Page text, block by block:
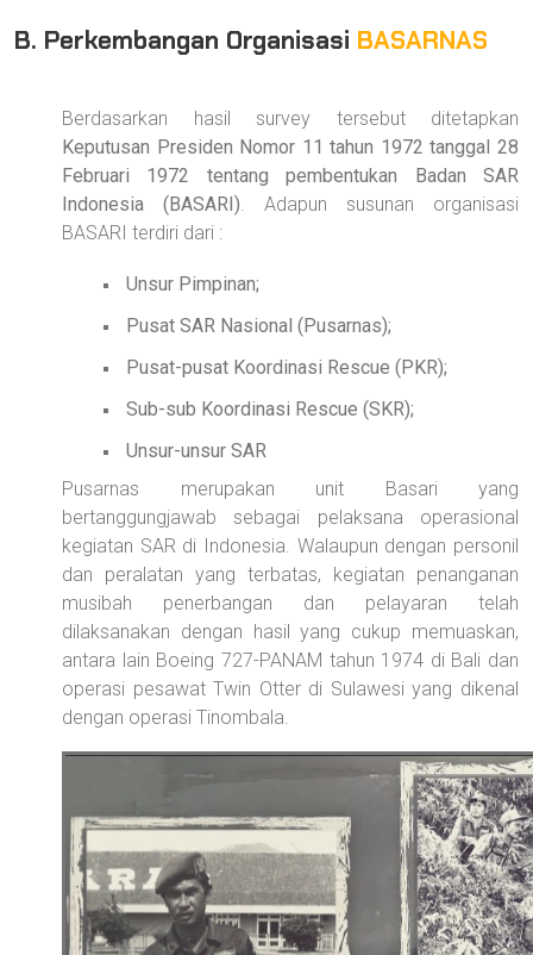
B. Perkembangan Organisasi BASARNAS
Berdasarkan hasil survey tersebut ditetapkan
Keputusan Presiden Nomor 11 tahun 1972 tanggal 28
Februari 1972 tentang pembentukan Badan SAR
Indonesia (BASARI). Adapun susunan organisasi
BASARI terdiri dari :
Unsur Pimpinan;
Pusat SAR Nasional (Pusarnas);
Pusat-pusat Koordinasi Rescue (PKR);
Sub-sub Koordinasi Rescue (SKR);
Unsur-unsur SAR
Pusarnas merupakan unit Basari yang
bertanggungjawab sebagai pelaksana operasional
kegiatan SAR di Indonesia. Walaupun dengan personil
dan peralatan yang terbatas, kegiatan penanganan
musibah penerbangan dan pelayaran telah
dilaksanakan dengan hasil yang cukup memuaskan,
antara lain Boeing 727-PANAM tahun 1974 di Bali dan
operasi pesawat Twin Otter di Sulawesi yang dikenal
dengan operasi Tinombala.